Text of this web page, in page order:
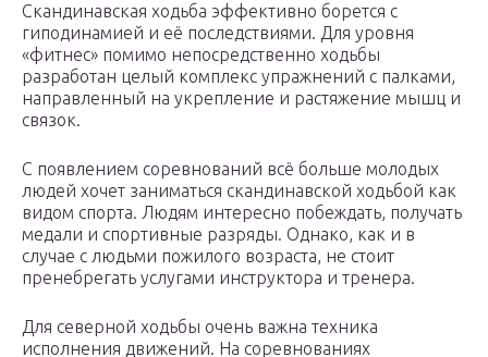
Скандинавская ходьба эффективно борется с
гиподинамией и её последствиями. Для уровня
«фитнес» помимо непосредственно ходьбы
разработан целый комплекс упражнений с палками,
направленный на укрепление и растяжение мышц и
связок.
С появлением соревнований всё больше молодых
людей хочет заниматься скандинавской ходьбой как
видом спорта. Людям интересно побеждать, получать
медали и спортивные разряды. Однако, как и в
случае с людьми пожилого возраста, не стоит
пренебрегать услугами инструктора и тренера.
Для северной ходьбы очень важна техника
исполнения движений. На соревнованиях